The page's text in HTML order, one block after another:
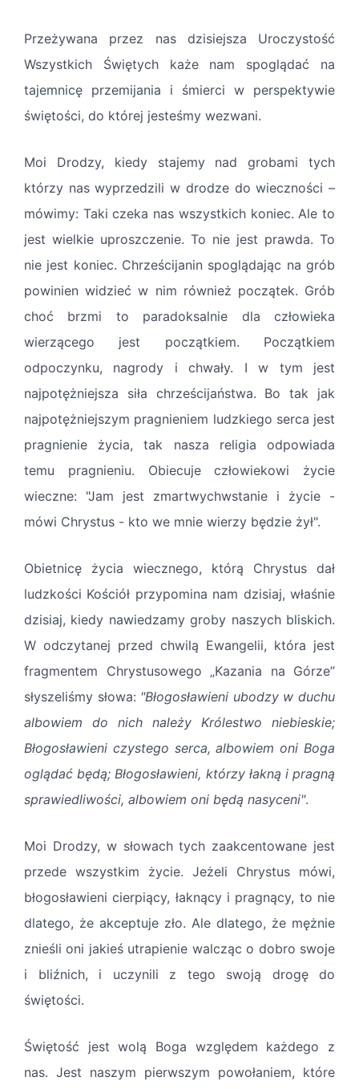
Przeżywana przez nas dzisiejsza Uroczystość
Wszystkich Świętych każe nam spoglądać na
tajemnicę przemijania i śmierci w perspektywie
świętości, do której jesteśmy wezwani.
Moi Drodzy, kiedy stajemy nad grobami tych
którzy nas wyprzedzili w drodze do wieczności –
mówimy: Taki czeka nas wszystkich koniec. Ale to
jest wielkie uproszczenie. To nie jest prawda. To
nie jest koniec. Chrześcijanin spoglądając na grób
powinien widzieć w nim również początek. Grób
choć brzmi to paradoksalnie dla człowieka
wierzącego jest początkiem. Początkiem
odpoczynku, nagrody i chwały. I w tym jest
najpotężniejsza siła chrześcijaństwa. Bo tak jak
najpotężniejszym pragnieniem ludzkiego serca jest
pragnienie życia, tak nasza religia odpowiada
temu pragnieniu. Obiecuje człowiekowi życie
wieczne: "Jam jest zmartwychwstanie i życie -
mówi Chrystus - kto we mnie wierzy będzie żył".
Obietnicę życia wiecznego, którą Chrystus dał
ludzkości Kościół przypomina nam dzisiaj, właśnie
dzisiaj, kiedy nawiedzamy groby naszych bliskich.
W odczytanej przed chwilą Ewangelii, która jest
fragmentem Chrystusowego „Kazania na Górze”
słyszeliśmy słowa: "Błogosławieni ubodzy w duchu
albowiem do nich należy Królestwo niebieskie;
Błogosławieni czystego serca, albowiem oni Boga
oglądać będą; Błogosławieni, którzy łakną i pragną
sprawiedliwości, albowiem oni będą nasyceni".
Moi Drodzy, w słowach tych zaakcentowane jest
przede wszystkim życie. Jeżeli Chrystus mówi,
błogosławieni cierpiący, łaknący i pragnący, to nie
dlatego, że akceptuje zło. Ale dlatego, że mężnie
znieśli oni jakieś utrapienie walcząc o dobro swoje
i bliźnich, i uczynili z tego swoją drogę do
świętości.
Świętość jest wolą Boga względem każdego z
nas. Jest naszym pierwszym powołaniem, które